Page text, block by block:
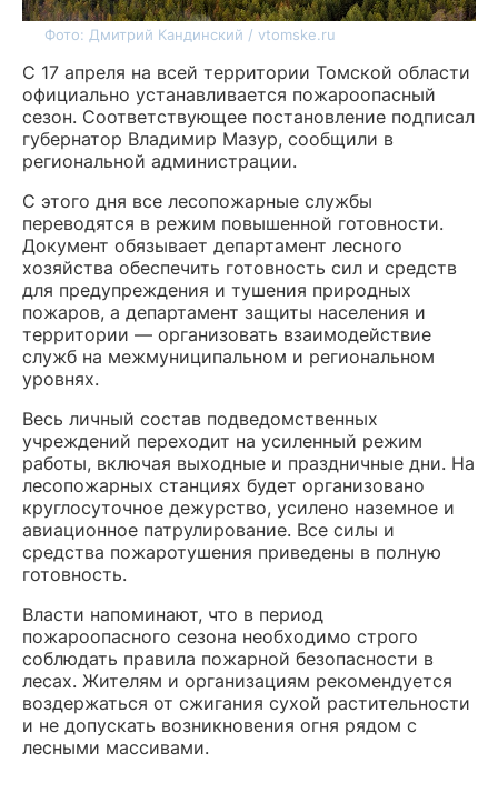
Фото: Дмитрий Кандинский / vtomske.ru
С 17 апреля на всей территории Томской области
официально устанавливается пожароопасный
сезон. Соответствующее постановление подписал
губернатор Владимир Мазур, сообщили в
региональной администрации.
С этого дня все лесопожарные службы
переводятся в режим повышенной готовности.
Документ обязывает департамент лесного
хозяйства обеспечить готовность сил и средств
для предупреждения и тушения природных
пожаров, а департамент защиты населения и
территории — организовать взаимодействие
служб на межмуниципальном и региональном
уровнях.
Весь личный состав подведомственных
учреждений переходит на усиленный режим
работы, включая выходные и праздничные дни. На
лесопожарных станциях будет организовано
круглосуточное дежурство, усилено наземное и
авиационное патрулирование. Все силы и
средства пожаротушения приведены в полную
готовность.
Власти напоминают, что в период
пожароопасного сезона необходимо строго
соблюдать правила пожарной безопасности в
лесах. Жителям и организациям рекомендуется
воздержаться от сжигания сухой растительности
и не допускать возникновения огня рядом с
лесными массивами.